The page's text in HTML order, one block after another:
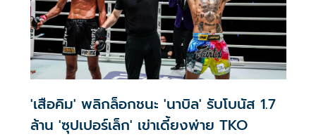
'เสือคิม' พลิกล็อกชนะ 'นาบิล' รับโบนัส 1.7
ล้าน 'ซุปเปอร์เล็ก' เข่าเดี้ยงพ่าย TKO